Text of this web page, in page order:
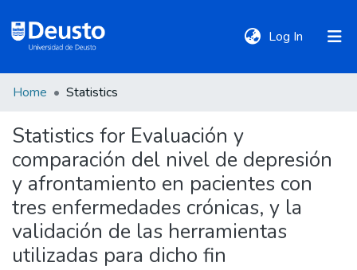
Log In (current)
Communities
&
Collections
All of DSpace
Home Statistics
Statistics for Evaluación y
comparación del nivel de depresión
y afrontamiento en pacientes con
tres enfermedades crónicas, y la
validación de las herramientas
utilizadas para dicho fin